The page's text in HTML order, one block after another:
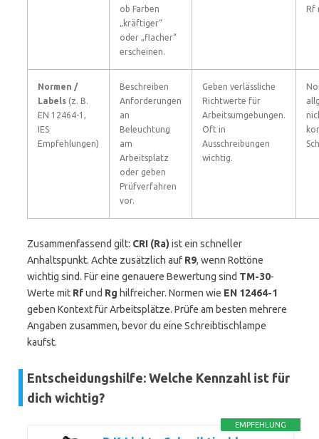
ob Farben
„kräftiger“
oder „flacher“
erscheinen.
Rf
Normen /
Labels (z. B.
EN 12464-1,
IES
Empfehlungen)
Beschreiben
Anforderungen
an
Beleuchtung
am
Arbeitsplatz
oder geben
Prüfverfahren
vor.
Geben verlässliche
Richtwerte für
Arbeitsumgebungen.
Oft in
Ausschreibungen
wichtig.
Zusammenfassend gilt: CRI (Ra) ist ein schneller
Anhaltspunkt. Achte zusätzlich auf R9, wenn Rottöne
wichtig sind. Für eine genauere Bewertung sind TM-30-
Werte mit Rfund Rg hilfreicher. Normen wie EN 12464-1
geben Kontext für Arbeitsplätze. Prüfe am besten mehrere
Angaben zusammen, bevor du eine Schreibtischlampe
kaufst.
Entscheidungshilfe: Welche Kennzahl ist für
dich wichtig?
EMPFEHLUNG